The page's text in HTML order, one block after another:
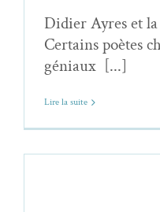
Didier Ayres et la
Certains poètes
géniaux [...]
Lire la suite